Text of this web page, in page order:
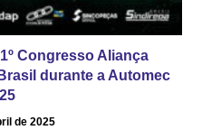
Congresso Aliança
durante a Automec
de 2025